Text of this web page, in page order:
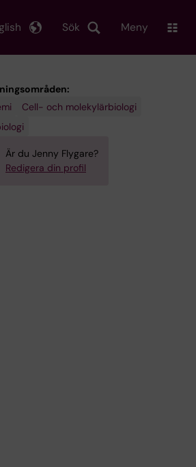
Sök Meny
Cell- och molekylärbiologi
Är du Jenny Flygare?
Redigera din profil